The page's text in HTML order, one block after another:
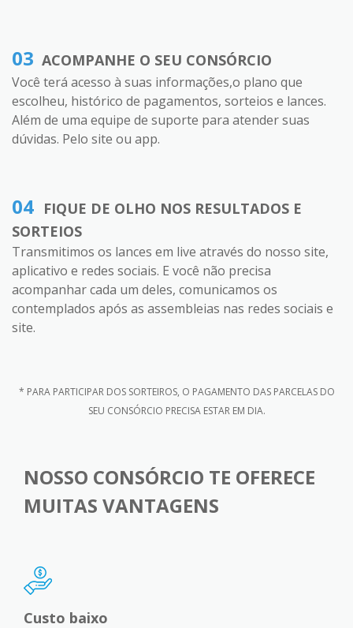
03 ACOMPANHE O SEU CONSÓRCIO
Você terá acesso à suas informações,o plano que
escolheu, histórico de pagamentos, sorteios e lances.
Além de uma equipe de suporte para atender suas
dúvidas. Pelo site ou app.
04 FIQUE DE OLHO NOS RESULTADOS E
SORTEIOS
Transmitimos os lances em live através do nosso site,
aplicativo e redes sociais. E você não precisa
acompanhar cada um deles, comunicamos os
contemplados após as assembleias nas redes sociais e
site.
* PARA PARTICIPAR DOS SORTEIROS, O PAGAMENTO DAS PARCELAS DO
SEU CONSÓRCIO PRECISA ESTAR EM DIA.
NOSSO CONSÓRCIO TE OFERECE
MUITAS VANTAGENS
Custo baixo